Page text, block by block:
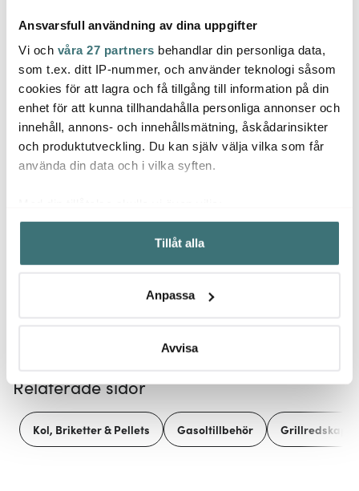
Ansvarsfull användning av dina uppgifter
Vi och våra 27 partners behandlar din personliga data,
som t.ex. ditt IP-nummer, och använder teknologi såsom
cookies för att lagra och få tillgång till information på din
enhet för att kunna tillhandahålla personliga annonser och
innehåll, annons- och innehållsmätning, åskådarinsikter
och produktutveckling. Du kan själv välja vilka som får
använda din data och i vilka syften.
Samla in information om din geografiska plats som
kan ha en noggrannhet på upp till flera meter
Identifiera din enhet genom att aktivt skanna den för
Ta reda på mer om hur dina personliga uppgifter
Du kan ändra eller dra tillbaka ditt samtycke när som
ska anpassas efter det som vi tror att du tycker om. Det
gör också att vi kan analysera vår trafik och göra
Tillåt alla
Anpassa
Avvisa
Gefu
Pando formar set 3
delar stål
317 kr 529 kr
I lager
Gefu
Rino skålset 2-pack 10
cl stål/svart
125 kr 209 kr
I lager
Låt dig inspireras av våra kunder
Relaterade sidor
Kol, Briketter & Pellets Gasoltillbehör Grillredskap